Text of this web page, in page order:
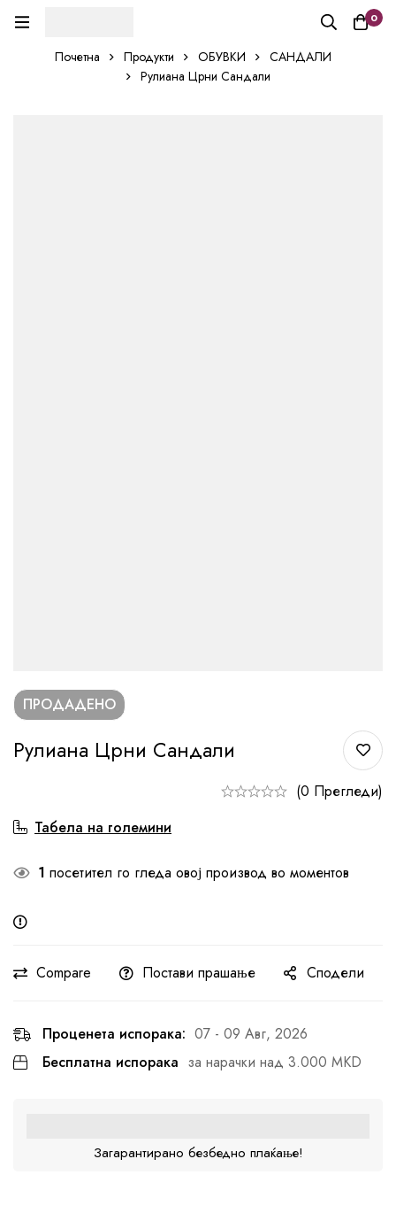
0
Почетна Продукти ОБУВКИ
САНДАЛИ
Рулиана Црни Сандали
ПРОДАДЕНО
Рулиана Црни Сандали
(0 Прегледи)
Табела на големини
1 посетител го гледа овој производ во моментов
Compare Постави прашање Сподели
Проценета испорака: 07 - 09 Авг, 2026
Бесплатна испорака за нарачки над 3.000 MKD
Загарантирано безбедно плаќање!